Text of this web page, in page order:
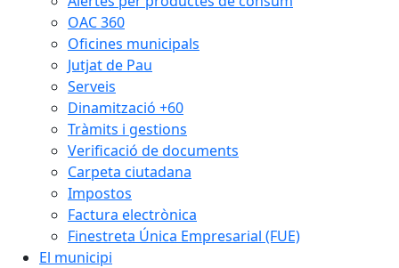
OAC 360
Oficines municipals
Jutjat de Pau
Serveis
Dinamització +60
Tràmits i gestions
Verificació de documents
Carpeta ciutadana
Impostos
Factura electrònica
Finestreta Única Empresarial (FUE)
El municipi